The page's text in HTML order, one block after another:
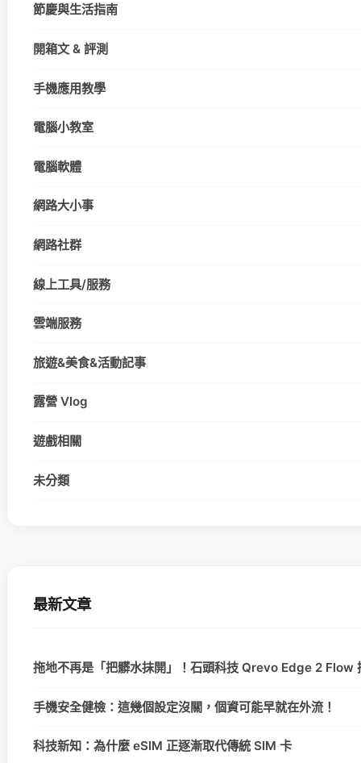
節慶與生活指南
開箱文 & 評測
手機應用教學
電腦小教室
電腦軟體
網路大小事
網路社群
線上工具/服務
雲端服務
旅遊&美食&活動記事
露營 Vlog
遊戲相關
未分類
最新文章
拖地不再是「把髒水抹開」！石頭科技 Qrevo Edge 2 Flow
手機安全健檢：這幾個設定沒關，個資可能早就在外流！
科技新知：為什麼 eSIM 正逐漸取代傳統 SIM 卡